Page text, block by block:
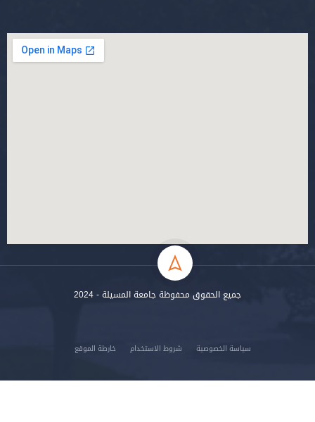
جميع الحقوق محفوظة جامعة المسيلة - 2024
سياسة الخصوصية شروط الاستخدام خارطة الموقع